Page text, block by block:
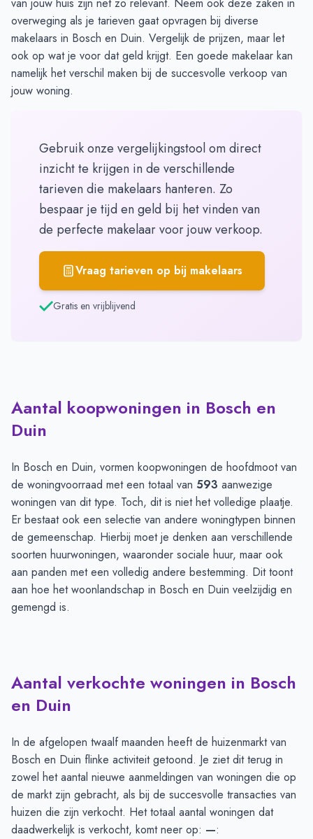
van jouw huis zijn net zo relevant. Neem ook deze zaken in
overweging als je tarieven gaat opvragen bij diverse
makelaars in Bosch en Duin. Vergelijk de prijzen, maar let
ook op wat je voor dat geld krijgt. Een goede makelaar kan
namelijk het verschil maken bij de succesvolle verkoop van
jouw woning.
Gebruik onze vergelijkingstool om direct
inzicht te krijgen in de verschillende
tarieven die makelaars hanteren. Zo
bespaar je tijd en geld bij het vinden van
de perfecte makelaar voor jouw verkoop.
Vraag tarieven op bij makelaars
Gratis en vrijblijvend
Aantal koopwoningen in Bosch en
Duin
In Bosch en Duin, vormen koopwoningen de hoofdmoot van
de woningvoorraad met een totaal van 593 aanwezige
woningen van dit type. Toch, dit is niet het volledige plaatje.
Er bestaat ook een selectie van andere woningtypen binnen
de gemeenschap. Hierbij moet je denken aan verschillende
soorten huurwoningen, waaronder sociale huur, maar ook
aan panden met een volledig andere bestemming. Dit toont
aan hoe het woonlandschap in Bosch en Duin veelzijdig en
gemengd is.
Aantal verkochte woningen in Bosch
en Duin
In de afgelopen twaalf maanden heeft de huizenmarkt van
Bosch en Duin flinke activiteit getoond. Je ziet dit terug in
zowel het aantal nieuwe aanmeldingen van woningen die op
de markt zijn gebracht, als bij de succesvolle transacties van
huizen die zijn verkocht. Het totaal aantal woningen dat
daadwerkelijk is verkocht, komt neer op: —: